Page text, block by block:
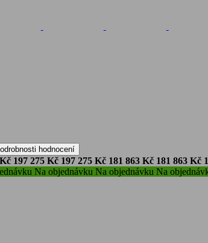
hodnocení
197 275 Kč 197 275 Kč 181 863 Kč 181 863 Kč
Na objednávku Na objednávku Na